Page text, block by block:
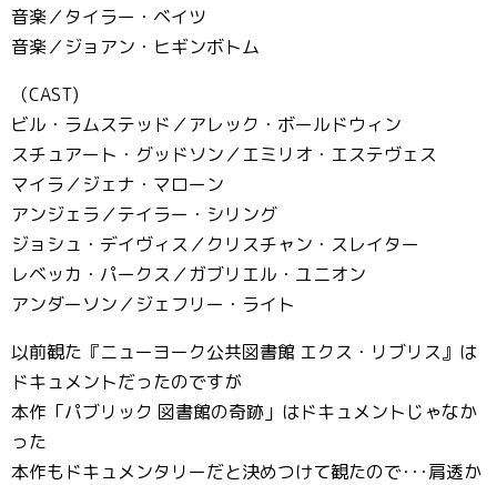
音楽／タイラー・ベイツ
音楽／ジョアン・ヒギンボトム
（CAST)
ビル・ラムステッド／アレック・ボールドウィン
スチュアート・グッドソン／エミリオ・エステヴェス
マイラ／ジェナ・マローン
アンジェラ／テイラー・シリング
ジョシュ・デイヴィス／クリスチャン・スレイター
レベッカ・パークス／ガブリエル・ユニオン
アンダーソン／ジェフリー・ライト
以前観た『ニューヨーク公共図書館 エクス・リブリス』は
ドキュメントだったのですが
本作「パブリック 図書館の奇跡」はドキュメントじゃなか
った
本作もドキュメンタリーだと決めつけて観たので･･･肩透か